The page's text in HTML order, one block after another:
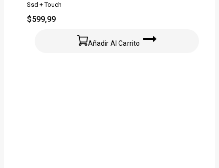
Ssd + Touch
$599,99
Añadir Al Carrito